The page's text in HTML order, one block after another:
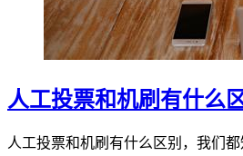
人工投票和机刷有什么
人工投票和机刷有什么区别，我们